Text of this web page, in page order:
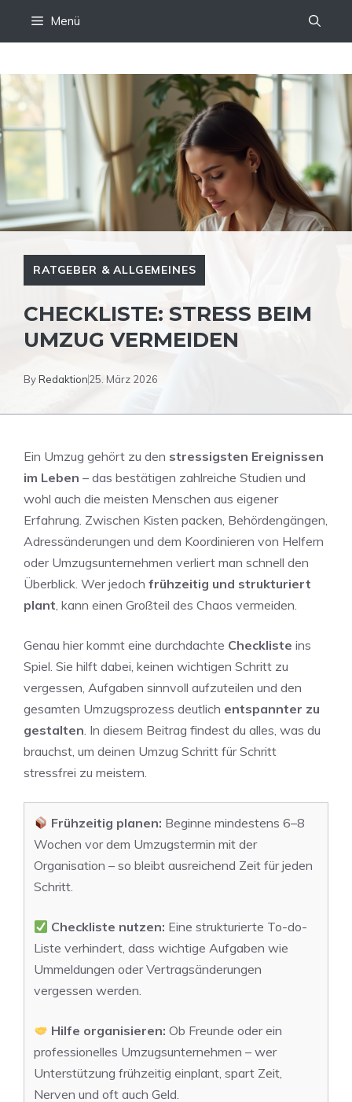
Menü
RATGEBER & ALLGEMEINES
CHECKLISTE: STRESS BEIM
UMZUG VERMEIDEN
ByRedaktion25. März 2026
Ein Umzug gehört zu den stressigsten Ereignissen
im Leben – das bestätigen zahlreiche Studien und
wohl auch die meisten Menschen aus eigener
Erfahrung. Zwischen Kisten packen, Behördengängen,
Adressänderungen und dem Koordinieren von Helfern
oder Umzugsunternehmen verliert man schnell den
Überblick. Wer jedoch frühzeitig und strukturiert
plant, kann einen Großteil des Chaos vermeiden.
Genau hier kommt eine durchdachte Checkliste ins
Spiel. Sie hilft dabei, keinen wichtigen Schritt zu
vergessen, Aufgaben sinnvoll aufzuteilen und den
gesamten Umzugsprozess deutlich entspannter zu
gestalten. In diesem Beitrag findest du alles, was du
brauchst, um deinen Umzug Schritt für Schritt
stressfrei zu meistern.
Frühzeitig planen: Beginne mindestens 6–8
Wochen vor dem Umzugstermin mit der
Organisation – so bleibt ausreichend Zeit für jeden
Schritt.
Checkliste nutzen: Eine strukturierte To-do-
Liste verhindert, dass wichtige Aufgaben wie
Ummeldungen oder Vertragsänderungen
vergessen werden.
Hilfe organisieren: Ob Freunde oder ein
professionelles Umzugsunternehmen – wer
Unterstützung frühzeitig einplant, spart Zeit,
Nerven und oft auch Geld.